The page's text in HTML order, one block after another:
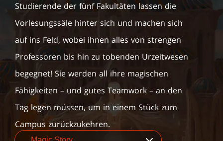
Studierende der fünf Fakultäten lassen die
Vorlesungssäle hinter sich und machen sich
auf ins Feld, wobei ihnen alles von strengen
Professoren bis hin zu tobenden Urzeitwesen
begegnet! Sie werden all ihre magischen
Fähigkeiten – und gutes Teamwork – an den
Tag legen müssen, um in einem Stück zum
Campus zurückzukehren.